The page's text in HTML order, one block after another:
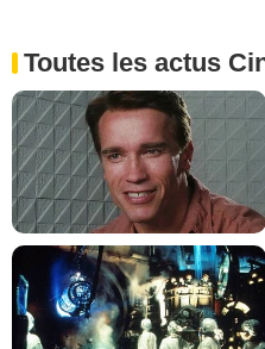
Toutes les actus